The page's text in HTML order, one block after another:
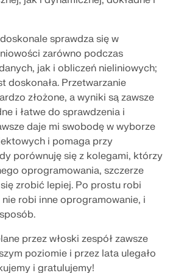
Dlubal (gRPC) oferuje elastyczny
do analizy statycznej
Python i C#, z bezpośrednim
asortymentu produktów Dlubal.
Z API
1
zdefiniowanych przez
Więcej informacji
szybko
na typowe pytania
Dlubal. Przeszukaj lub
aby błyskawicznie rozwiązać
narzędzia i ulepszenia
aby zwiększyć wydajność Twojego
w inżynierii.
FUNKCJE
materiałów Dlubal
pomoc, gdy tylko jej potrzebujesz.
na żywo i usługami premium
umowy serwisowej Pro.
do analizy
dla
na całym świecie czerpią już
Dlubal. Ciesz się
szkoleniami i wsparciem
inżynierowie są tutaj, aby pomóc
projektowaniu i wyzwaniach
i wszędzie.
innowacji, rozwoju i
ZAWODOWE
wymarzoną pracę
osobowych.
LOGIN
UTWÓRZ KONTO
sprawdza się w
zarówno podczas
jak i obliczeń nieliniowych;
doskonała. Przetwarzanie
złożone, a wyniki są zawsze
i łatwe do sprawdzenia i
daje mi swobodę w wyborze
i pomaga przy
porównuję się z kolegami, którzy
oprogramowania, szczerze
zrobić lepiej. Po prostu robi
robi inne oprogramowanie, i
przez włoski zespół zawsze
poziomie i przez lata ulegało
i gratulujemy!